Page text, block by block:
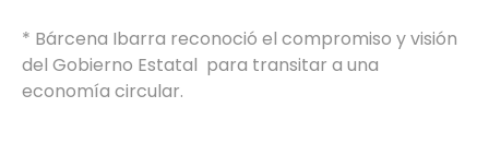
* Bárcena Ibarra reconoció el compromiso y visión
del Gobierno Estatal para transitar a una
economía circular.